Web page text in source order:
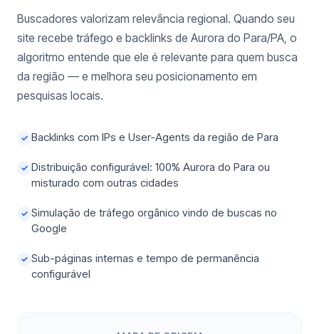
Buscadores valorizam relevância regional. Quando seu
site recebe tráfego e backlinks de Aurora do Para/PA, o
algoritmo entende que ele é relevante para quem busca
da região — e melhora seu posicionamento em
pesquisas locais.
✓ Backlinks com IPs e User-Agents da região de Para
✓ Distribuição configurável: 100% Aurora do Para ou
misturado com outras cidades
✓ Simulação de tráfego orgânico vindo de buscas no
Google
✓ Sub-páginas internas e tempo de permanência
configurável